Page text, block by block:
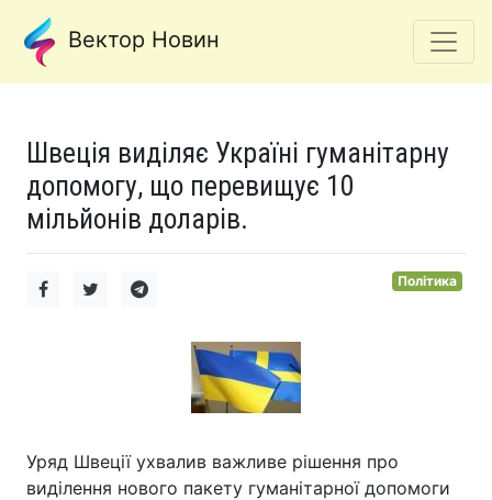
Вектор Новин
Швеція виділяє Україні гуманітарну
допомогу, що перевищує 10
мільйонів доларів.
Політика
Уряд Швеції ухвалив важливе рішення про
виділення нового пакету гуманітарної допомоги